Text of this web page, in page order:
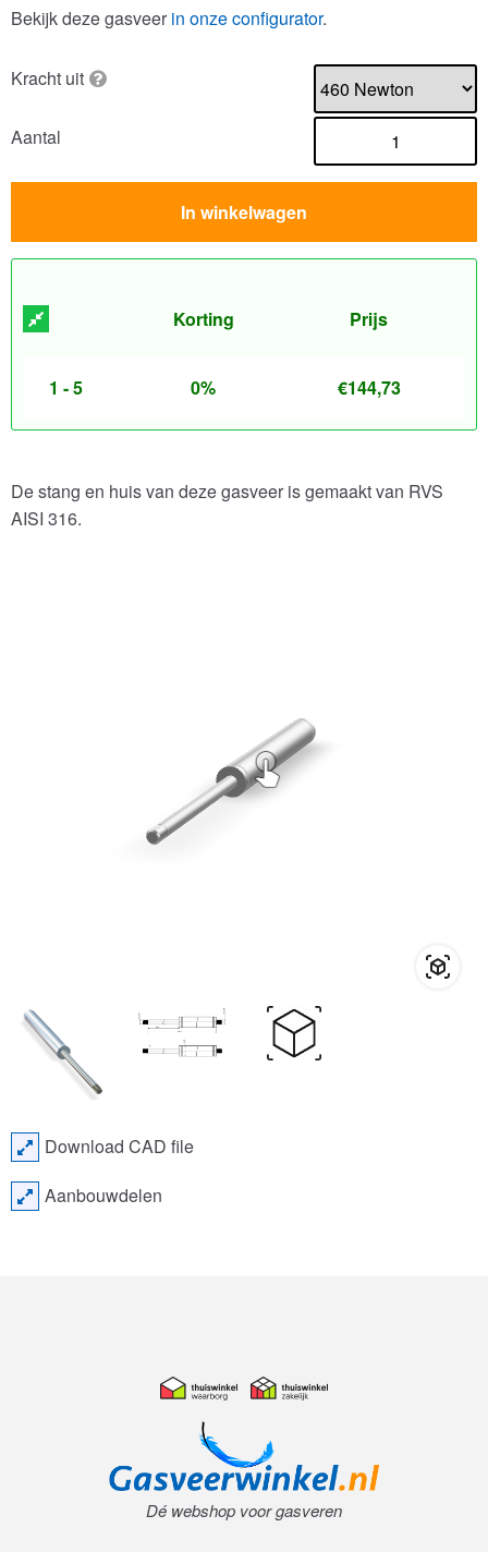
Bekijk deze gasveer in onze configurator.
Kracht uit
Aantal
In winkelwagen
Korting Prijs
1 - 5 0% €144,73
De stang en huis van deze gasveer is gemaakt van RVS
AISI 316.
Download CAD file
Aanbouwdelen
Dé webshop voor gasveren